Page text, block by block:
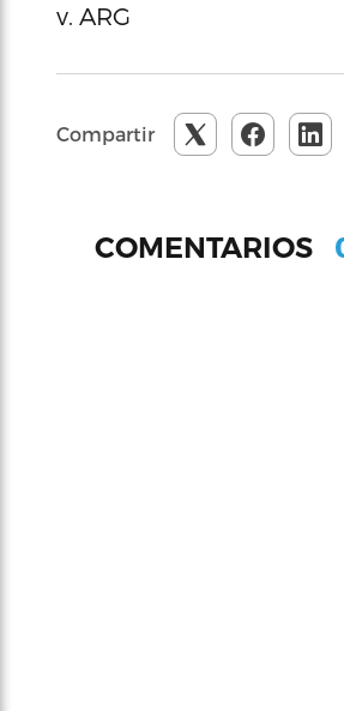
v. ARG
Compartir
COMENTARIOS